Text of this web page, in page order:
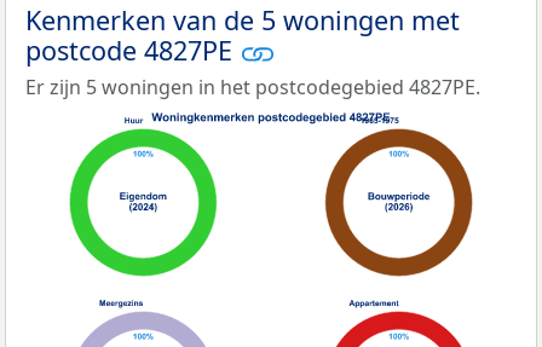
Kenmerken van de 5 woningen met
postcode 4827PE
Er zijn 5 woningen in het postcodegebied 4827PE.